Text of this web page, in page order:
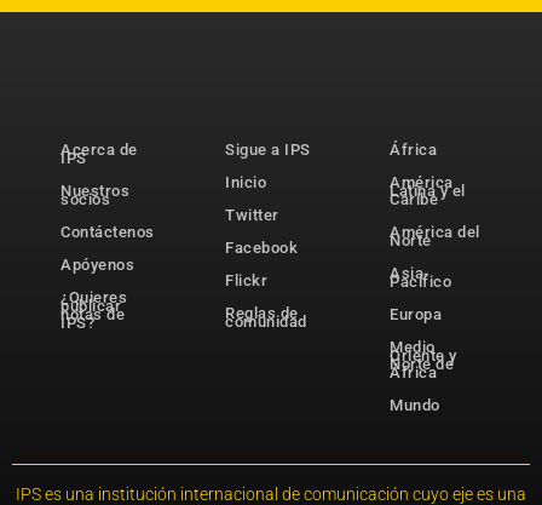
Acerca de
IPS
Nuestros
socios
Contáctenos
Apóyenos
¿Quieres
publicar
notas de
IPS?
Sigue a IPS
Inicio
Twitter
Facebook
Flickr
Reglas de
comunidad
África
América
Latina y el
Caribe
América del
Norte
Asia-
Pacífico
Europa
Medio
Oriente y
Norte de
África
Mundo
IPS es una institución internacional de comunicación cuyo eje es una